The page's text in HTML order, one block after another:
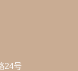
24号